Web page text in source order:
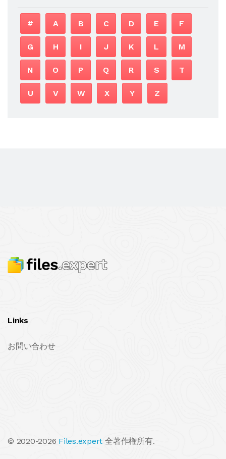
# A B C D E F
G H I J K L M
N O P Q R S T
U V W X Y Z
Links
お問い合わせ
© 2020-2026 Files.expert 全著作権所有.